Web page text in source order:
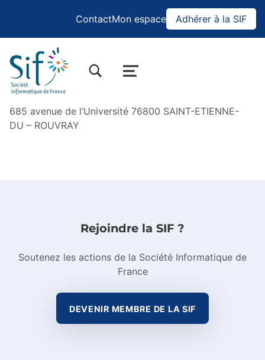
ContactMon espace Adhérer à la SIF
BASCULER LA BOÎTE DE DIALOGUE DU FORMULAIRE DE RECHERCHE
MENU
685 avenue de l’Université 76800 SAINT-ETIENNE-
DU – ROUVRAY
Rejoindre la SIF ?
Soutenez les actions de la Société Informatique de
France
DEVENIR MEMBRE DE LA SIF